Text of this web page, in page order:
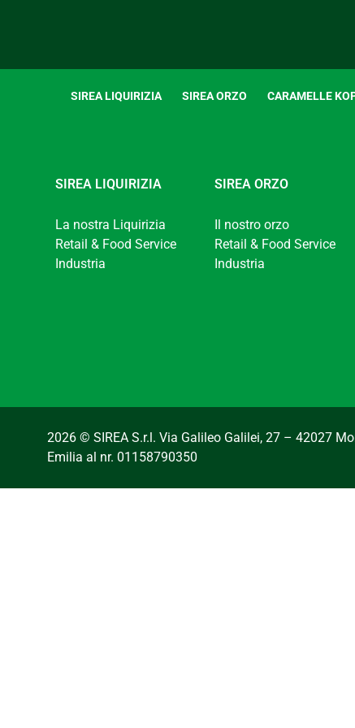
SIREA LIQUIRIZIA SIREA ORZO CARAMELLE
SIREA LIQUIRIZIA
La nostra Liquirizia
Retail & Food Service
Industria
SIREA ORZO
Il nostro orzo
Retail & Food Service
Industria
2026 © SIREA S.r.l. Via Galileo Galilei, 27 – 42027
Emilia al nr. 01158790350